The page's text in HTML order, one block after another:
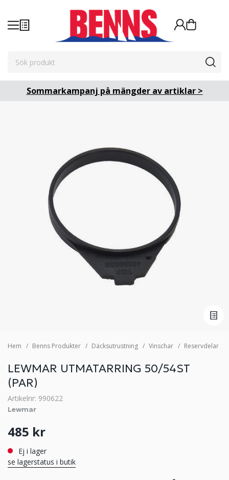
Sommarkampanj på mängder av artiklar >
Hem Benns Produkter Däcksutrustning Vinschar Reservdelar
LEWMAR UTMATARRING 50/54ST
(PAR)
Artikelnr: 990622
Lewmar
485 kr
Ej i lager
se lagerstatus i butik